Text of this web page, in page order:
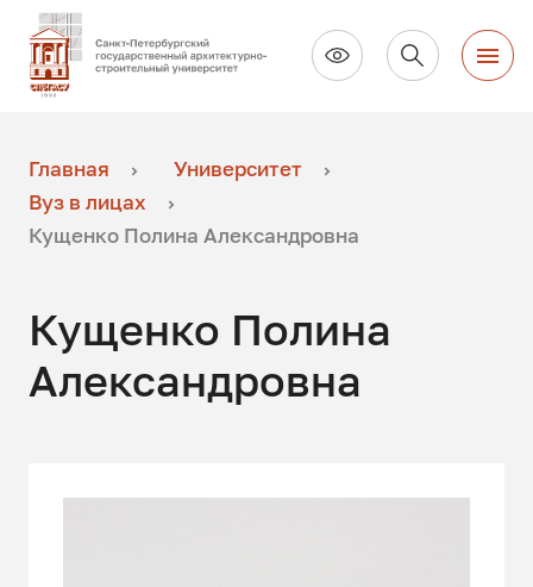
Главная
Университет
Вуз в лицах
Кущенко Полина Александровна
Кущенко Полина
Александровна